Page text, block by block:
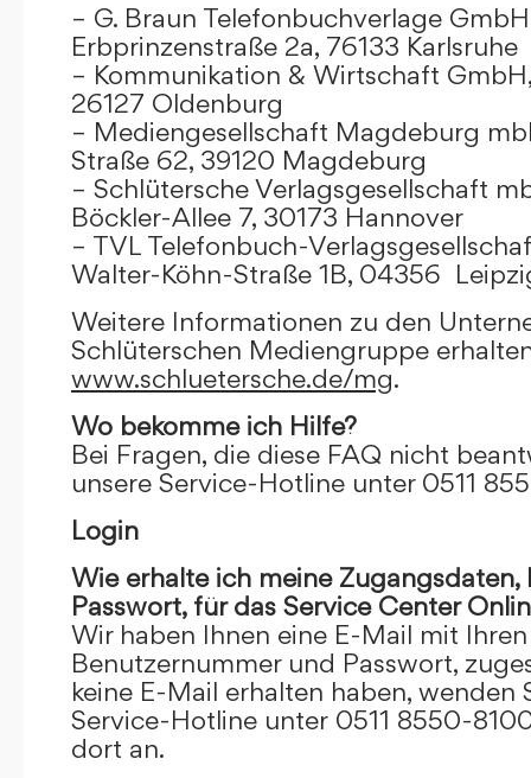
– G. Braun Telefonbuchverlage GmbH
Erbprinzenstraße 2a, 76133 Karlsruhe
– Kommunikation & Wirtschaft
26127 Oldenburg
– Mediengesellschaft Magdeburg
Straße 62, 39120 Magdeburg
– Schlütersche Verlagsgesellschaft
Böckler-Allee 7, 30173 Hannover
– TVL Telefonbuch-
Walter-Köhn-Straße 1B, 04356
Weitere Informationen zu den
Schlüterschen Mediengruppe
www.schluetersche.de/mg.
Wo bekomme ich Hilfe?
Bei Fragen, die diese FAQ nicht
unsere Service-Hotline unter 0511
Login
Wie erhalte ich meine
Passwort, für das Service Center
Wir haben Ihnen eine E-Mail mit
Benutzernummer und Passwort,
keine E-Mail erhalten haben, wenden
Service-Hotline unter 0511 8550-
dort an.